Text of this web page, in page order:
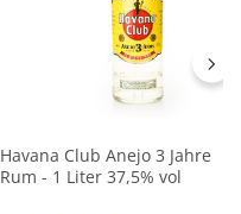
Havana Club Anejo 3 Jahre
Rum - 1 Liter 37,5% vol